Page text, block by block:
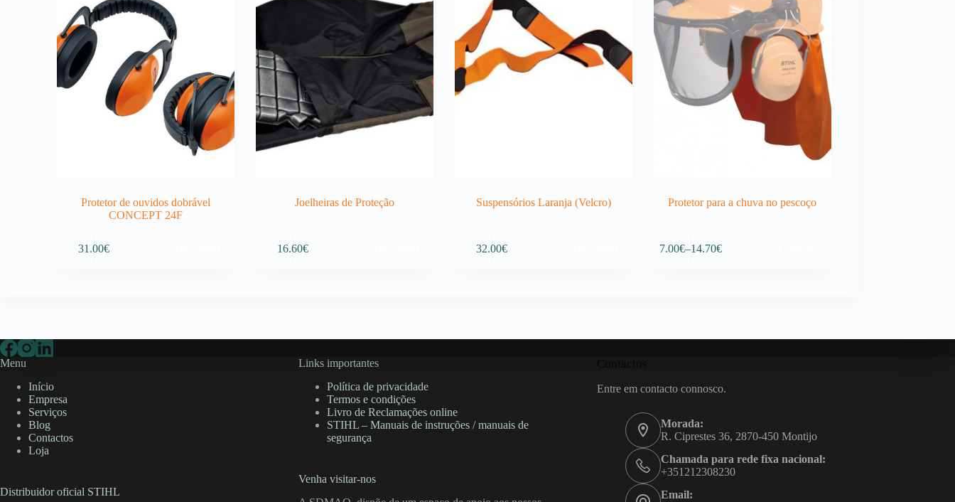
Protetor de ouvidos dobrável
CONCEPT 24F
31.00€
Joelheiras de Proteção
16.60€
Suspensórios Laranja (Velcro)
32.00€
Protetor para a chuva no pescoço
7.00€–14.70€
Price
product
be
on
product
Menu
Início
Empresa
Serviços
Blog
Contactos
Loja
Distribuidor oficial STIHL
Links importantes
Política de privacidade
Termos e condições
Livro de Reclamações online
STIHL – Manuais de instruções / manuais de
segurança
Venha visitar-nos
Contactos
Entre em contacto connosco.
Morada:
R. Ciprestes 36, 2870-450 Montijo
Chamada para rede fixa nacional:
+351212308230
Email: